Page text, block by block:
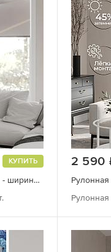
КУПИТЬ
Рулонная штора «Анимаис - 295 - ширина 52 см»
2 590